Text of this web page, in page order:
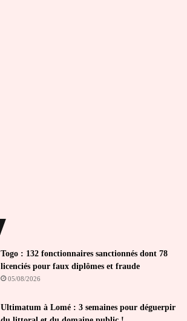
Togo : 132 fonctionnaires sanctionnés dont 78
licenciés pour faux diplômes et fraude
05/08/2026
Ultimatum à Lomé : 3 semaines pour déguerpir